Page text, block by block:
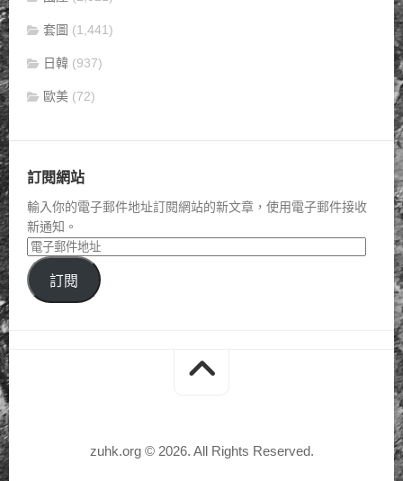
套圖 (1,441)
日韓 (937)
歐美 (72)
訂閱網站
輸入你的電子郵件地址訂閱網站的新文章，使用電子郵件接收
新通知。
訂閱
zuhk.org © 2026. All Rights Reserved.